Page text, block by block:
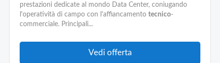
prestazioni dedicate al mondo Data Center, coniugando
l'operatività di campo con l'affiancamento tecnico-
commerciale. Principali...
Vedi offerta